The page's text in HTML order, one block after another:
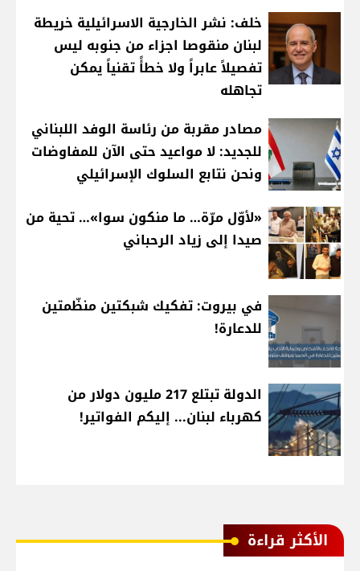
خلف: نشر الخارجية الاسرائيلية خريطة
لبنان منقوصا اجزاء من جنوبه ليس
تفصيلاً عابراً ولا خطأً تقنياً يمكن
تجاهله
مصادر مقربة من رئاسة الوفد اللبناني
للجديد: لا مواعيد حتى الآن للمفاوضات
ونحن نتابع السلوك الإسرائيلي
«لأوّل مرّة… ما منكون سوا»… تحية من
صيدا إلى زياد الرحباني
في بيروت: تفكيك شبكتين منظّمتين
للدعارة!
الدولة تبتلع 217 مليون دولار من
كهرباء لبنان... إليكم الفواتير!
الأكثر قراءة